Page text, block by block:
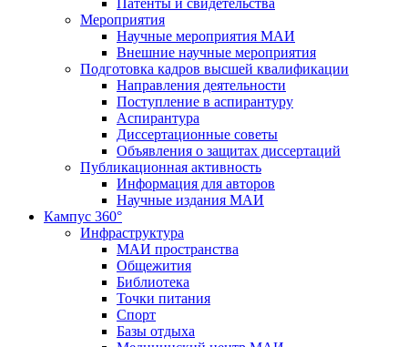
Патенты и свидетельства
Мероприятия
Научные мероприятия МАИ
Внешние научные мероприятия
Подготовка кадров высшей квалификации
Направления деятельности
Поступление в аспирантуру
Аспирантура
Диссертационные советы
Объявления о защитах диссертаций
Публикационная активность
Информация для авторов
Научные издания МАИ
Кампус 360°
Инфраструктура
МАИ пространства
Общежития
Библиотека
Точки питания
Спорт
Базы отдыха